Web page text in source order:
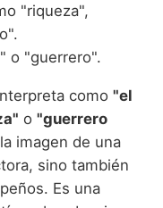
"riqueza",
o "guerrero".
como "el
o "guerrero
imagen de una
sino también
Es una